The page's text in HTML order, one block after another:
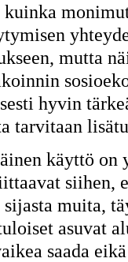
kuinka
mutta
hyvin
tarvitaan
käyttö
siihen,
sijasta muita,
asuvat
saada